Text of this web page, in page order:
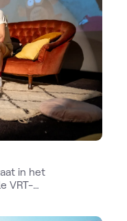
in het
VRT-